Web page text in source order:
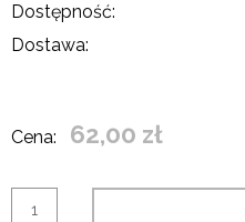
Dostępność:
Dostawa:
Cena: 62,00 zł